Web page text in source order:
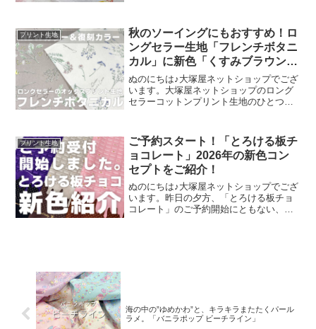
開されています。cotori cotori
プリント生地
秋のソーイングにもおすすめ！ロ
ングセラー生地「フレンチボタニ
カル」に新色「くすみブラウン」
が登場！
ぬのにちは♪大塚屋ネットショップでござ
います。大塚屋ネットショップのロング
セラーコットンプリント生地のひとつ
た「ペールピンク」の再販が、この度決
定いたしました。2026
プリント生地
ご予約スタート！「とろける板チ
ョコレート」2026年の新色コン
セプトをご紹介！
ぬのにちは♪大塚屋ネットショップでござ
います。昨日の夕方、「とろける板チョ
コレート」のご予約開始にともない、イ
海の中の”ゆめかわ”と、キラキラまたたくパール
ラメ。「バニラポップ ビーチライン」